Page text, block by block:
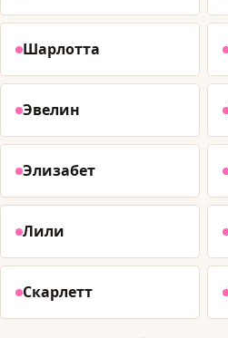
Шарлотта
Эвелин
Элизабет
Лили
Скарлетт